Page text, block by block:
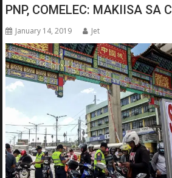
PNP, COMELEC: MAKIISA SA
January 14, 2019 Jet